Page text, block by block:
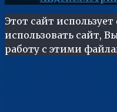
Этот сайт
использовать сайт,
работу с этими